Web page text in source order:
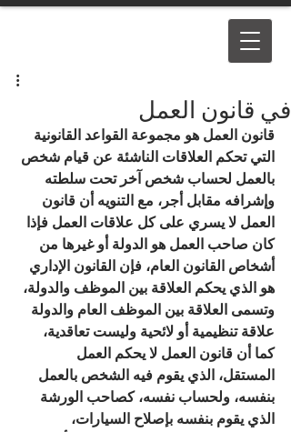
في قانون العمل
قانون العمل هو مجموعة القواعد القانونية
التي تحكم العلاقات الناشئة عن قيام شخص
بالعمل لحساب شخص آخر تحت سلطته
وإشرافه مقابل أجر، مع التنويه أن قانون
العمل لا يسري على كل علاقات العمل فإذا
كان صاحب العمل هو الدولة أو غيرها من
أشخاص القانون العام، فإن القانون الإداري
هو الذي يحكم العلاقة بين الموظف والدولة،
وتسمى العلاقة بين الموظف العام والدولة
علاقة تنظيمية أو لائحية وليست تعاقدية،
كما أن قانون العمل لا يحكم العمل
المستقل، الذي يقوم فيه الشخص بالعمل
بنفسه، ولحساب نفسه، كصاحب الورشة
الذي يقوم بنفسه بإصلاح السيارات،